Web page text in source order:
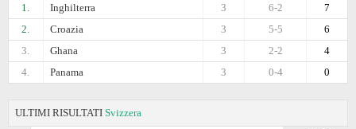
1.
Inghilterra 7
6-2
3
2.
Croazia 6
5-5
3
3.
Ghana 4
2-2
3
4.
Panama 0
0-4
3
ULTIMI RISULTATI Svizzera